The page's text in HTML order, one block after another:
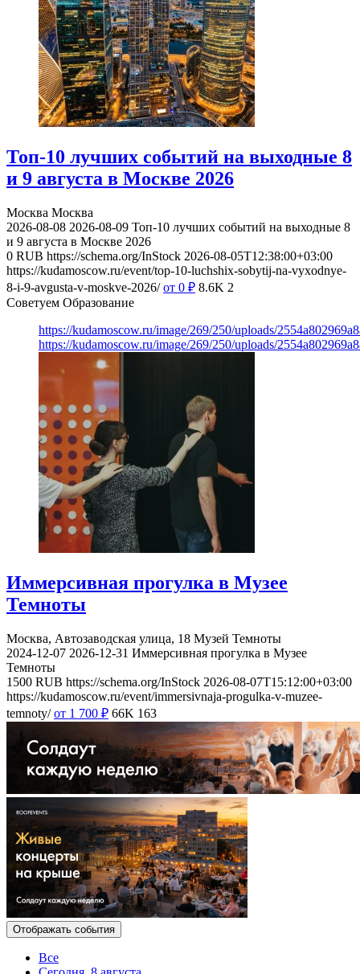
Топ-10 лучших событий на выходные 8
и 9 августа в Москве 2026
Москва Москва
2026-08-08 2026-08-09 Топ-10 лучших событий на выходные 8
и 9 августа в Москве 2026
0 RUB https://schema.org/InStock 2026-08-05T12:38:00+03:00
https://kudamoscow.ru/event/top-10-luchshix-sobytij-na-vyxodnye-
8-i-9-avgusta-v-moskve-2026/ от 0 ₽ 8.6K 2
Советуем Образование
https://kudamoscow.ru/image/269/250/uploads/
https://kudamoscow.ru/image/269/250/uploads/
Иммерсивная прогулка в Музее
Темноты
Москва, Автозаводская улица, 18 Музей Темноты
2024-12-07 2026-12-31 Иммерсивная прогулка в Музее
Темноты
1500 RUB https://schema.org/InStock 2026-08-07T15:12:00+03:00
https://kudamoscow.ru/event/immersivnaja-progulka-v-muzee-
temnoty/ от 1 700 ₽ 66K 163
Отображать события
Все